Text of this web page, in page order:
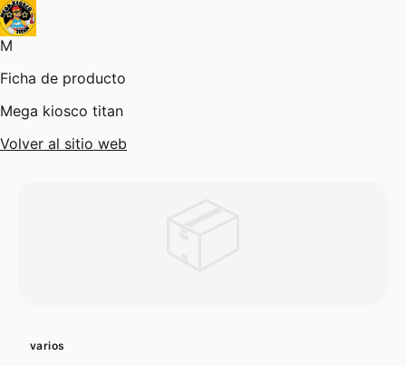
M
Ficha de producto
Mega kiosco titan
Volver al sitio web
varios